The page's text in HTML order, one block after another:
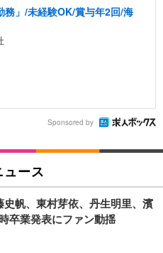
務」/未経験OK/賞与年2回/海
Sponsored by
ュース
史帆、東村芽依、丹生明里、濱
卒業発表にファン動揺